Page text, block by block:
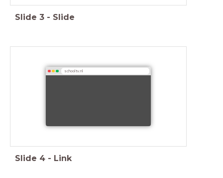
Slide 3 - Slide
schooltv.nl
Slide 4 - Link